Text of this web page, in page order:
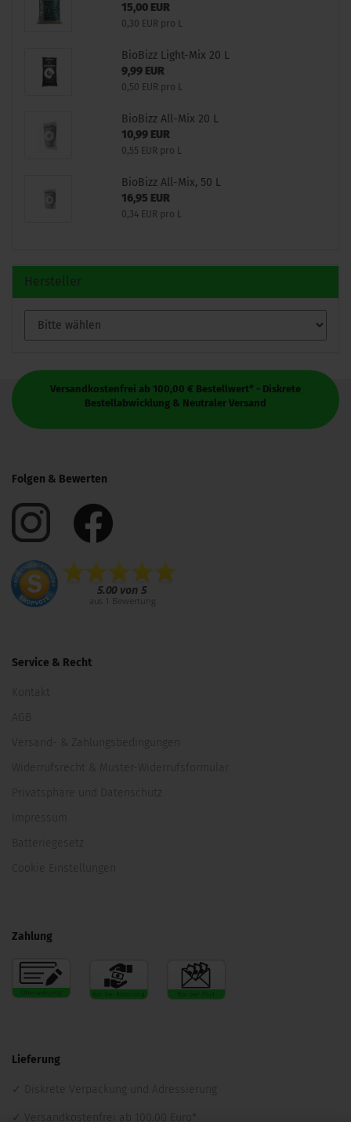
15,00 EUR
0,30 EUR pro L
BioBizz Light-Mix 20 L
9,99 EUR
0,50 EUR pro L
BioBizz All-Mix 20 L
10,99 EUR
0,55 EUR pro L
BioBizz All-Mix, 50 L
16,95 EUR
0,34 EUR pro L
Hersteller
Versandkostenfrei ab 100,00 € Bestellwert* - Diskrete
Bestellabwicklung & Neutraler Versand
Folgen & Bewerten
Service & Recht
Kontakt
AGB
Versand- & Zahlungsbedingungen
Widerrufsrecht & Muster-Widerrufsformular
Privatsphäre und Datenschutz
Impressum
Batteriegesetz
Cookie Einstellungen
Zahlung
Lieferung
Diskrete Verpackung und Adressierung
Versandkostenfrei ab 100,00 Euro*